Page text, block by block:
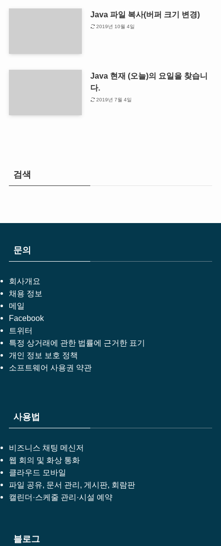
Java 파일 복사(버퍼 크기 변경)
2019년 10월 4일
Java 현재 (오늘)의 요일을 찾습니
다.
2019년 7월 4일
검색
문의
회사개요
채용 정보
메일
Facebook
트위터
특정 상거래에 관한 법률에 근거한 표기
개인 정보 보호 정책
소프트웨어 사용권 약관
사용법
비즈니스 채팅 메신저
웹 회의 및 화상 통화
클라우드 모바일
파일 공유, 문서 관리, 게시판, 회람판
캘린더·스케줄 관리·시설 예약
블로그